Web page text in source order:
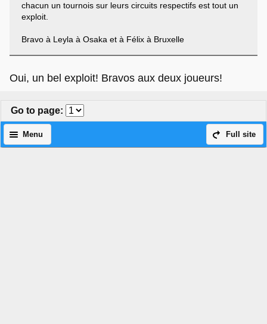
chacun un tournois sur leurs circuits respectifs est tout un
exploit.
Bravo à Leyla à Osaka et à Félix à Bruxelle
Oui, un bel exploit! Bravos aux deux joueurs!
Go to page:
Full site
Menu